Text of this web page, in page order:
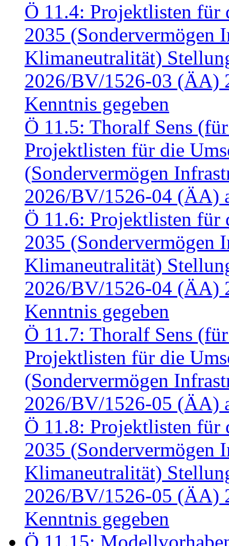
Ö 11.4: Projektlisten für
2035 (Sondervermögen
Klimaneutralität)
2026/BV/1526-03 (ÄA)
Kenntnis gegeben
Ö 11.5: Thoralf Sens
Projektlisten für die
(Sondervermögen
2026/BV/1526-04 (ÄA)
Ö 11.6: Projektlisten für
2035 (Sondervermögen
Klimaneutralität)
2026/BV/1526-04 (ÄA)
Kenntnis gegeben
Ö 11.7: Thoralf Sens
Projektlisten für die
(Sondervermögen
2026/BV/1526-05 (ÄA)
Ö 11.8: Projektlisten für
2035 (Sondervermögen
Klimaneutralität)
2026/BV/1526-05 (ÄA)
Kenntnis gegeben